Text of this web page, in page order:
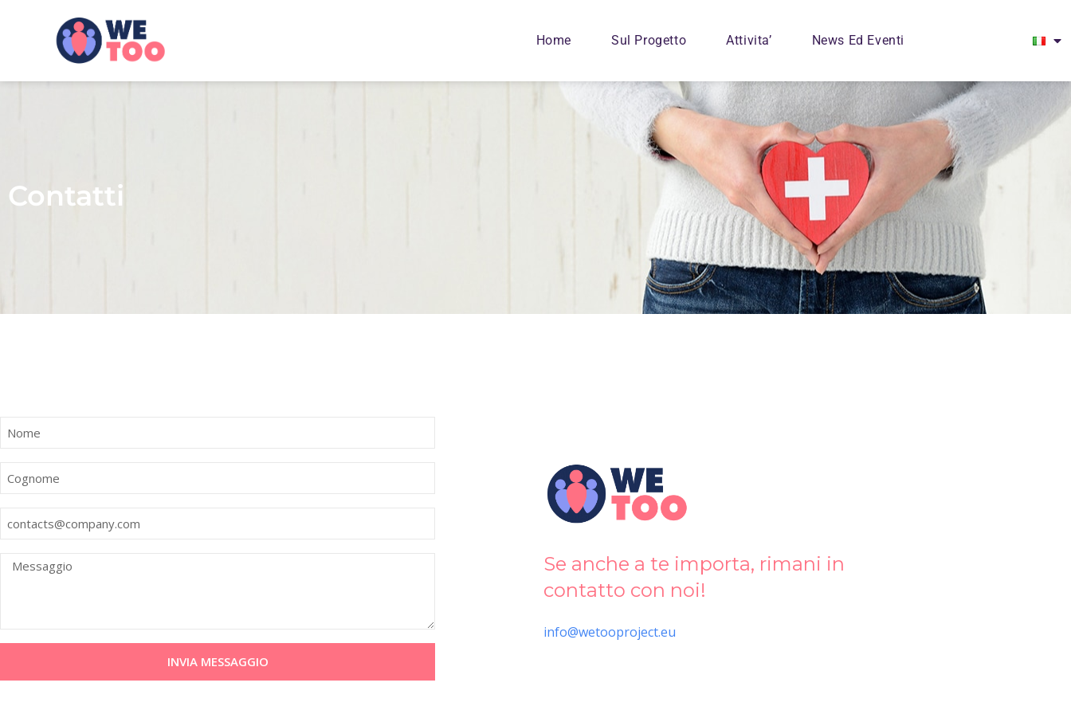
Home Sul Progetto Attivita’ News Ed Eventi
Contatti
INVIA MESSAGGIO
Se anche a te importa, rimani in
contatto con noi!
info@wetooproject.eu